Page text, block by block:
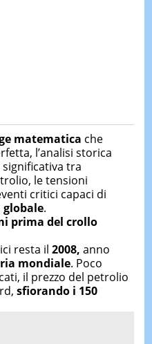
matematica che
l’analisi storica
tra
le tensioni
critici capaci di
globale.
prima del crollo
resta il 2008, anno
mondiale. Poco
il prezzo del petrolio
sfiorando i 150